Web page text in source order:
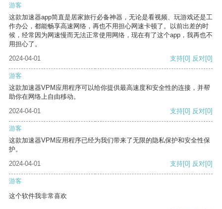
游客
这款加速器app简直是居家旅行必备神器，无论是看视频、玩游戏还是工
作办公，都能畅享高速网络，再也不用担心网速卡顿了。以前出差的时
候，经常因为网速慢而无法正常使用网络，现在有了这个app，我再也不
用担心了。
2024-04-01
支持[0] 反对[0]
游客
这款加速器VPM应用程序可以给你提供最高速度和安全性的连接，并帮
助你在网络上自由移动。
2024-04-01
支持[0] 反对[0]
游客
这款加速器VPM应用程序已经为我们带来了无限的隐私保护和安全性保
护。
2024-04-01
支持[0] 反对[0]
游客
这个软件我非常喜欢